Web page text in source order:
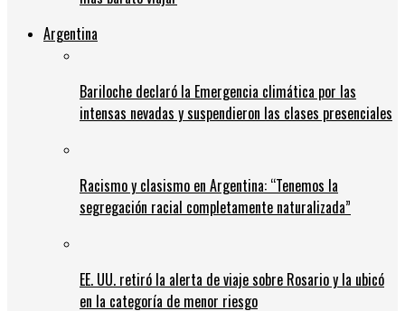
Argentina
Bariloche declaró la Emergencia climática por las
intensas nevadas y suspendieron las clases presenciales
Racismo y clasismo en Argentina: “Tenemos la
segregación racial completamente naturalizada”
EE. UU. retiró la alerta de viaje sobre Rosario y la ubicó
en la categoría de menor riesgo